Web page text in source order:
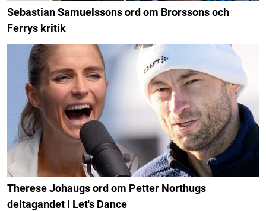
Sebastian Samuelssons ord om Brorssons och
Ferrys kritik
Therese Johaugs ord om Petter Northugs
deltagandet i Let's Dance